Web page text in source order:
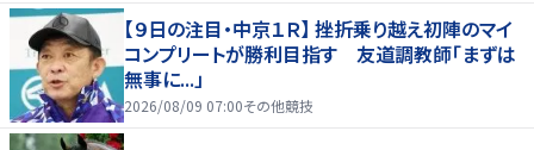
【９日の注目・中京１Ｒ】 挫折乗り越え初陣のマイ
コンプリートが勝利目指す 友道調教師「まずは
無事に...」
2026/08/09 07:00その他競技